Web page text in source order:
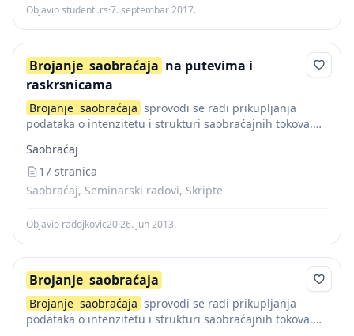
Objavio studenti.rs·7. septembar 2017.
Brojanje saobraćaja na putevima i
raskrsnicama
Brojanje saobraćaja sprovodi se radi prikupljanja
podataka o intenzitetu i strukturi saobraćajnih tokova.
(PGDS) i dobija se tako što se ukupan protok vozila...
Saobraćaj
17 stranica
Saobraćaj, Seminarski radovi, Skripte
Objavio radojkovic20·26. jun 2013.
Brojanje saobraćaja
Brojanje saobraćaja sprovodi se radi prikupljanja
podataka o intenzitetu i strukturi saobraćajnih tokova.